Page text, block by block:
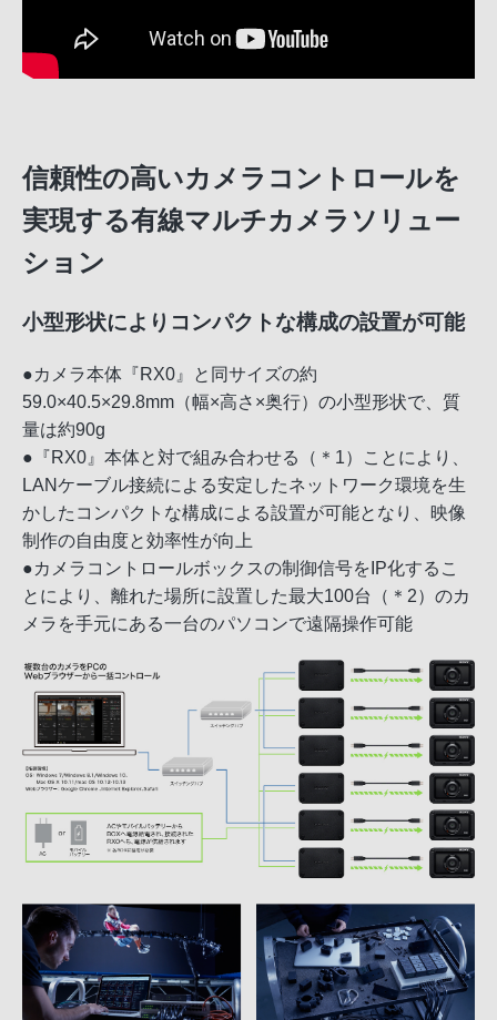
信頼性の高いカメラコントロールを
実現する有線マルチカメラソリュー
ション
小型形状によりコンパクトな構成の設置が可能
●カメラ本体『RX0』と同サイズの約
59.0×40.5×29.8mm（幅×高さ×奥行）の小型形状で、質
量は約90g
●『RX0』本体と対で組み合わせる（＊1）ことにより、
LANケーブル接続による安定したネットワーク環境を生
かしたコンパクトな構成による設置が可能となり、映像
制作の自由度と効率性が向上
●カメラコントロールボックスの制御信号をIP化するこ
とにより、離れた場所に設置した最大100台（＊2）のカ
メラを手元にある一台のパソコンで遠隔操作可能